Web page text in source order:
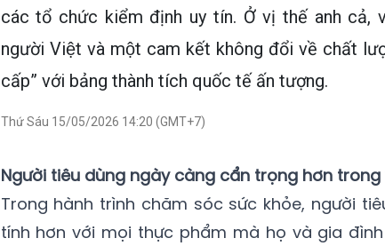
các tổ chức kiểm định uy tín. Ở vị thế anh cả,
người Việt và một cam kết không đổi về chất
cấp” với bảng thành tích quốc tế ấn tượng.
Thứ Sáu 15/05/2026 14:20 (GMT+7)
Người tiêu dùng ngày càng cẩn trọng hơn
Trong hành trình chăm sóc sức khỏe, người
tính hơn với mọi thực phẩm mà họ và gia